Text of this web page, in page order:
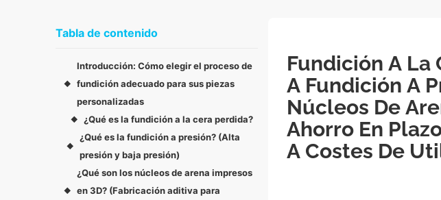
Tabla de contenido
◆
Introducción: Cómo elegir el proceso de
fundición adecuado para sus piezas
personalizadas
◆ ¿Qué es la fundición a la cera perdida?
◆
¿Qué es la fundición a presión? (Alta
presión y baja presión)
◆
¿Qué son los núcleos de arena impresos
en 3D? (Fabricación aditiva para
Fundición A La
A Fundición A
Núcleos De
Ahorro En
A Costes De